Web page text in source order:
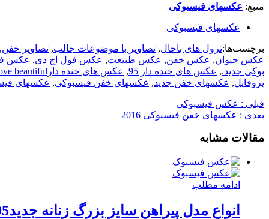
منبع: عکسهای فیسبوکی
عکسهای فیسبوکی
برچسب‌ها:ترول های باحال, تصاویر با موضوعات جالب, تصاویر خفن,
عکس حیوان, عکس خفن, عکس طبیعت, عکس فول اچ دی, عکس
بوکی جدید., عکس های خنده دار 95 , عکس های خنده دارposts love beautiful
پروفایل, عکسهای خفن جدید, عکسهای خفن فیسبوکی, عکسهای
قبلی : عکس فیسبوکی
بعدی : عکسهای خفن فیسبوکی 2016
مقالات مشابه
ادامه مطلب
انواع مدل پیراهن سایز بزرگ زنانه جدید95